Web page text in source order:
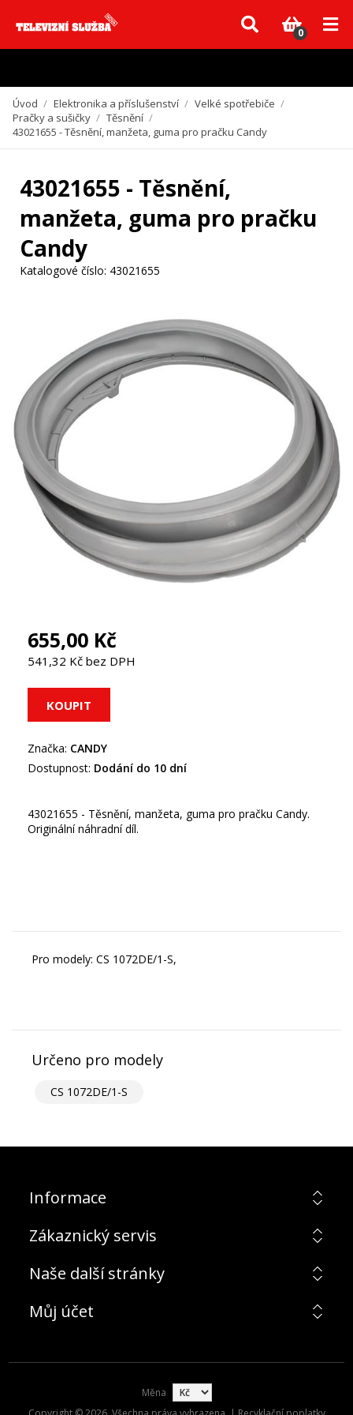
Vzhledem k aktuální situaci se může dodání dílů, které nejsou skladem,
zpozdit. Děkujeme za pochopení.
0
Úvod / Elektronika a příslušenství / Velké spotřebiče /
Pračky a sušičky / Těsnění /
43021655 - Těsnění, manžeta, guma pro pračku Candy
43021655 - Těsnění,
manžeta, guma pro pračku
Candy
Katalogové číslo: 43021655
655,00 Kč
541,32 Kč bez DPH
Značka: CANDY
Dostupnost: Dodání do 10 dní
43021655 - Těsnění, manžeta, guma pro pračku Candy.
Originální náhradní díl.
Pro modely: CS 1072DE/1-S,
Určeno pro modely
CS 1072DE/1-S
Informace
Zákaznický servis
Naše další stránky
Můj účet
Měna